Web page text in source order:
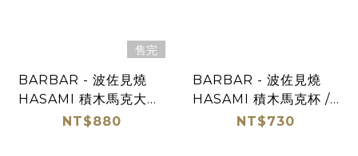
售完
BARBAR - 波佐見燒
HASAMI 積木馬克大杯
NT$880
BARBAR - 波佐見燒
HASAMI 積木馬克杯 /
NT$730